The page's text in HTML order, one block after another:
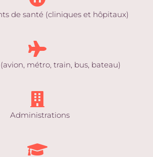
de santé (cliniques et hôpitaux)
métro, train, bus, bateau)
Administrations